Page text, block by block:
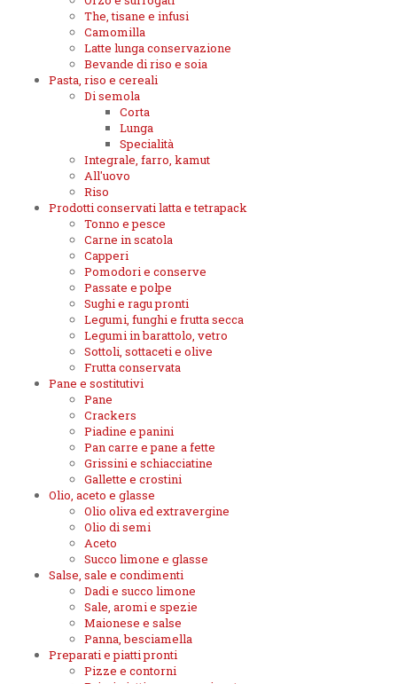
The, tisane e infusi
Camomilla
Latte lunga conservazione
Bevande di riso e soia
Pasta, riso e cereali
Di semola
Corta
Lunga
Specialità
Integrale, farro, kamut
All'uovo
Riso
Prodotti conservati latta e tetrapack
Tonno e pesce
Carne in scatola
Capperi
Pomodori e conserve
Passate e polpe
Sughi e ragu pronti
Legumi, funghi e frutta secca
Legumi in barattolo, vetro
Sottoli, sottaceti e olive
Frutta conservata
Pane e sostitutivi
Pane
Crackers
Piadine e panini
Pan carre e pane a fette
Grissini e schiacciatine
Gallette e crostini
Olio, aceto e glasse
Olio oliva ed extravergine
Olio di semi
Aceto
Succo limone e glasse
Salse, sale e condimenti
Dadi e succo limone
Sale, aromi e spezie
Maionese e salse
Panna, besciamella
Preparati e piatti pronti
Pizze e contorni